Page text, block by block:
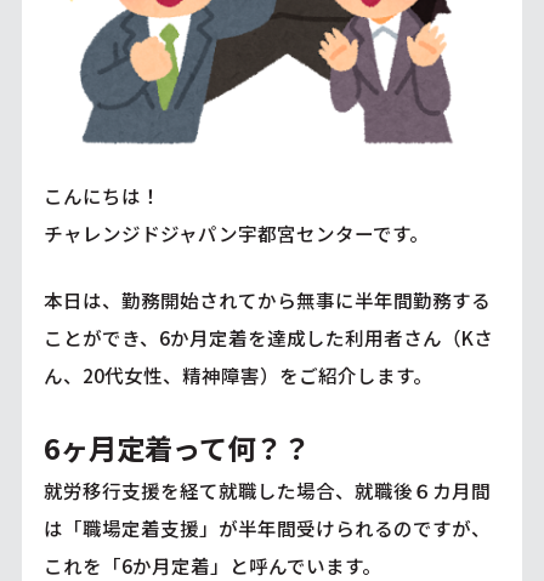
こんにちは！
チャレンジドジャパン宇都宮センターです。
本日は、勤務開始されてから無事に半年間勤務する
ことができ、6か月定着を達成した利用者さん（Kさ
ん、20代女性、精神障害）をご紹介します。
6ヶ月定着って何？？
就労移行支援を経て就職した場合、就職後６カ月間
は「職場定着支援」が半年間受けられるのですが、
これを「6か月定着」と呼んでいます。